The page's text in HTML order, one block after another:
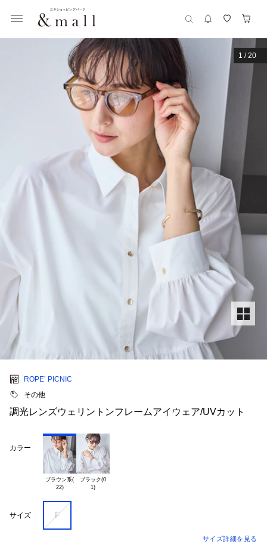
1 /20
ROPE’ PICNIC
その他
調光レンズウェリントンフレームアイウェア/UVカット
カラー
ブラウン系(
22)
ブラック(0
サイズ F
サイズ詳細を見る